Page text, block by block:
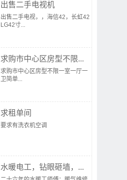
出售二手电视机
出售二手电视，，海信42，长虹42
LG42寸...
求购市中心区房型不限...
求购市中心区房型不限一室一厅一
卫简单...
求租单间
要求有洗衣机空调
水暖电工，钻眼砸墙，...